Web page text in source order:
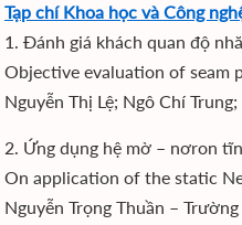
Tạp chí Khoa học và Công
1. Đánh giá khách quan độ
Objective evaluation of seam
Nguyễn Thị Lệ; Ngô Chí
2. Ứng dụng hệ mờ – nơron
On application of the static
Nguyễn Trọng Thuần –